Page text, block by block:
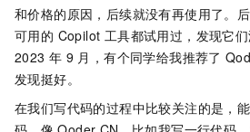
和价格的原因，后续就没有再使用了。
可用的 Copilot 工具都试用过，发现它们
2023 年 9 月，有个同学给我推荐了
发现挺好。
在我们写代码的过程中比较关注的是，